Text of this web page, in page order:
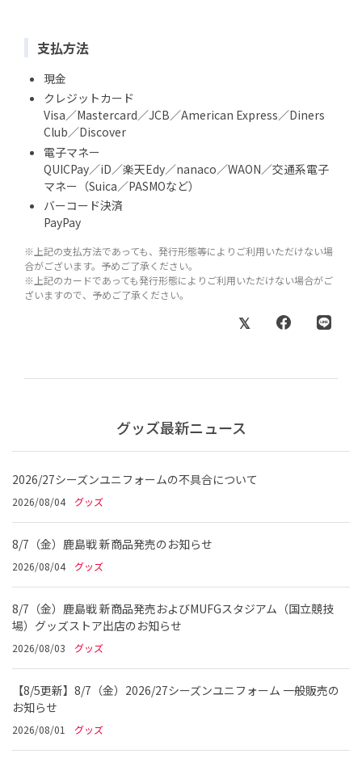
支払方法
現金
クレジットカード
Visa／Mastercard／JCB／American Express／Diners
Club／Discover
電子マネー
QUICPay／iD／楽天Edy／nanaco／WAON／交通系電子
マネー（Suica／PASMOなど）
バーコード決済
PayPay
※上記の支払方法であっても、発行形態等によりご利用いただけない場
合がございます。予めご了承ください。
※上記のカードであっても発行形態によりご利用いただけない場合がご
ざいますので、予めご了承ください。
グッズ最新ニュース
2026/27シーズンユニフォームの不具合について
2026/08/04 グッズ
8/7（金）鹿島戦 新商品発売のお知らせ
2026/08/04 グッズ
8/7（金）鹿島戦 新商品発売およびMUFGスタジアム（国立競技
場）グッズストア出店のお知らせ
2026/08/03 グッズ
【8/5更新】8/7（金）2026/27シーズンユニフォーム 一般販売の
お知らせ
2026/08/01 グッズ